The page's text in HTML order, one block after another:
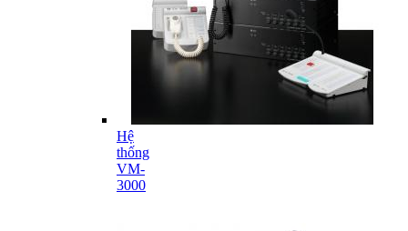
Hệ
thống
VM-
3000